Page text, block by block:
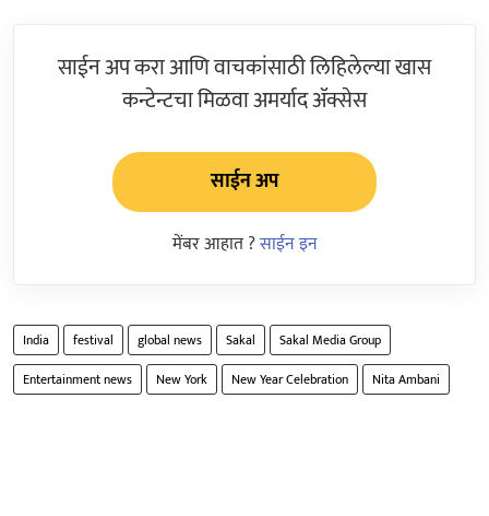
साईन अप करा आणि वाचकांसाठी लिहिलेल्या खास
कन्टेन्टचा मिळवा अमर्याद ॲक्सेस
साईन अप
मेंबर आहात ?साईन इन
India festival global news Sakal
Sakal Media Group
Entertainment news
New York New Year Celebration Nita Ambani